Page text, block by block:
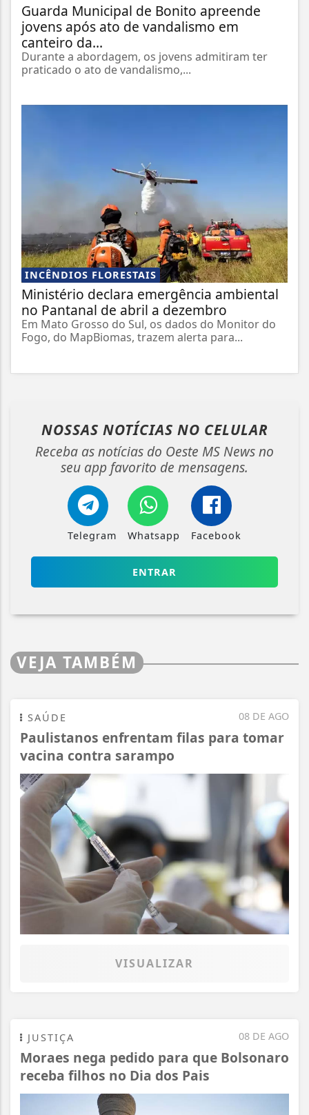
Guarda Municipal de Bonito apreende
jovens após ato de vandalismo em
canteiro da...
Durante a abordagem, os jovens admitiram ter
praticado o ato de vandalismo,...
INCÊNDIOS FLORESTAIS
Ministério declara emergência ambiental
no Pantanal de abril a dezembro
Em Mato Grosso do Sul, os dados do Monitor do
Fogo, do MapBiomas, trazem alerta para...
NOSSAS NOTÍCIAS NO CELULAR
Receba as notícias do Oeste MS News no
seu app favorito de mensagens.
Telegram Whatsapp Facebook
ENTRAR
VEJA TAMBÉM
08 DE AGO
SAÚDE
Paulistanos enfrentam filas para tomar
vacina contra sarampo
VISUALIZAR
08 DE AGO
JUSTIÇA
Moraes nega pedido para que Bolsonaro
receba filhos no Dia dos Pais